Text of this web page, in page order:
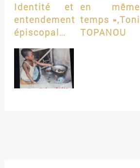
Identité et
entendement
épiscopal…
en même
temps »,Toni
TOPANOU